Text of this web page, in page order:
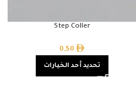
Step Coller
0,50
تحديد أحد الخيارات